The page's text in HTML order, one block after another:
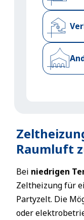
Raumluft
Bei niedrigen
Zeltheizung für
Partyzelt. Die
oder